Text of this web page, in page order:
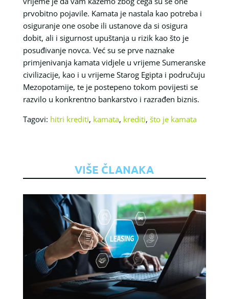
prvobitno pojavile. Kamata je nastala kao potreba i
osiguranje one osobe ili ustanove da si osigura
dobit, ali i sigurnost upuštanja u rizik kao što je
posuđivanje novca. Već su se prve naznake
primjenivanja kamata vidjele u vrijeme Sumeranske
civilizacije, kao i u vrijeme Starog Egipta i područuju
Mezopotamije, te je postepeno tokom povijesti se
razvilo u konkrentno bankarstvo i razrađen biznis.
Tagovi: hitri krediti, kamata, krediti, što je kamata
VIŠE ČLANAKA